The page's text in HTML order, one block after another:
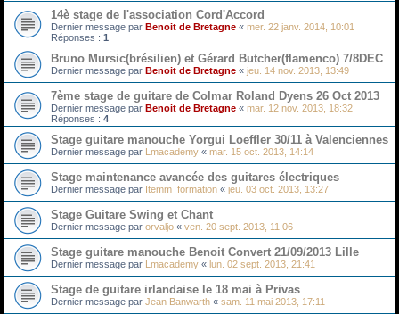
14è stage de l'association Cord'Accord
Dernier message par Benoit de Bretagne « mer. 22 janv. 2014, 10:01
Réponses : 1
Bruno Mursic(brésilien) et Gérard Butcher(flamenco) 7/8DEC
Dernier message par Benoit de Bretagne « jeu. 14 nov. 2013, 13:49
7ème stage de guitare de Colmar Roland Dyens 26 Oct 2013
Dernier message par Benoit de Bretagne « mar. 12 nov. 2013, 18:32
Réponses : 4
Stage guitare manouche Yorgui Loeffler 30/11 à Valenciennes
Dernier message par Lmacademy « mar. 15 oct. 2013, 14:14
Stage maintenance avancée des guitares électriques
Dernier message par Itemm_formation « jeu. 03 oct. 2013, 13:27
Stage Guitare Swing et Chant
Dernier message par orvaljo « ven. 20 sept. 2013, 11:06
Stage guitare manouche Benoit Convert 21/09/2013 Lille
Dernier message par Lmacademy « lun. 02 sept. 2013, 21:41
Stage de guitare irlandaise le 18 mai à Privas
Dernier message par Jean Banwarth « sam. 11 mai 2013, 17:11